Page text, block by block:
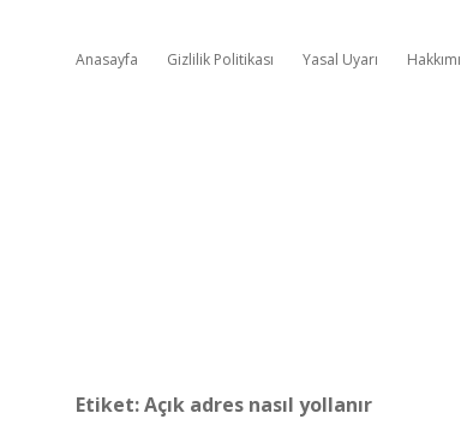
Anasayfa Gizlilik Politikası Yasal Uyarı
Etiket:Açık adres nasıl yollanır